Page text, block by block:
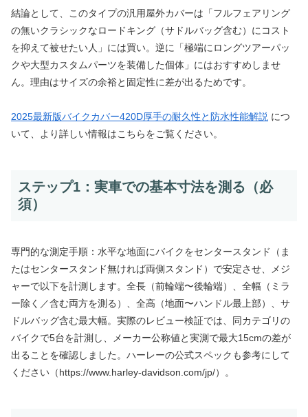
結論として、このタイプの汎用屋外カバーは「フルフェアリング
の無いクラシックなロードキング（サドルバッグ含む）にコスト
を抑えて被せたい人」には買い。逆に「極端にロングツアーパッ
クや大型カスタムパーツを装備した個体」にはおすすめしませ
ん。理由はサイズの余裕と固定性に差が出るためです。
2025最新版バイクカバー420D厚手の耐久性と防水性能解説 につ
いて、より詳しい情報はこちらをご覧ください。
ステップ1：実車での基本寸法を測る（必
須）
専門的な測定手順：水平な地面にバイクをセンタースタンド（ま
たはセンタースタンド無ければ両側スタンド）で安定させ、メジ
ャーで以下を計測します。全長（前輪端〜後輪端）、全幅（ミラ
ー除く／含む両方を測る）、全高（地面〜ハンドル最上部）、サ
ドルバッグ含む最大幅。実際のレビュー検証では、同カテゴリの
バイクで5台を計測し、メーカー公称値と実測で最大15cmの差が
出ることを確認しました。ハーレーの公式スペックも参考にして
ください（https://www.harley-davidson.com/jp/）。